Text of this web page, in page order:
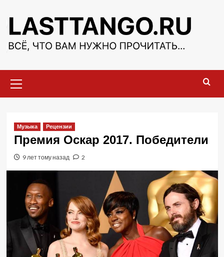
содержимому
меню
Музыка Рецензии
Премия Оскар 2017. Победители
9 лет тому назад 2